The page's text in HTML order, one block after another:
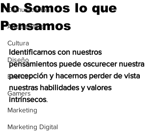
Comunicación
AndeanWire
Cultura
Diseño
Eventos
Gamers
Marketing
Marketing Digital
No Somos lo que
Pensamos
Identificarnos con nuestros
pensamientos puede oscurecer nuestra
percepción y hacernos perder de vista
nuestras habilidades y valores
intrínsecos.